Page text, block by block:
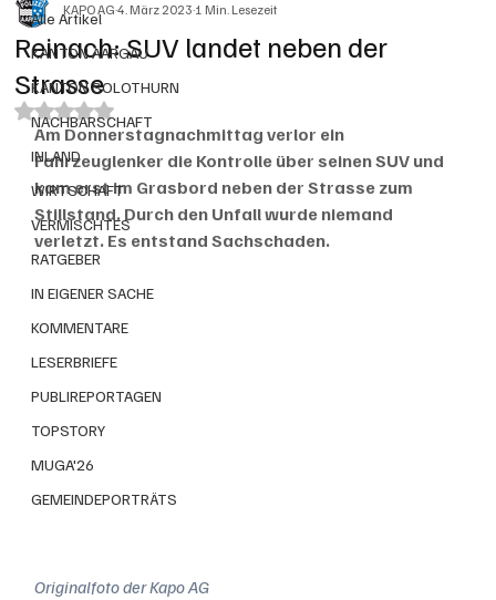
Alle Artikel
KANTON AARGAU
KANTON SOLOTHURN
NACHBARSCHAFT
INLAND
WIRTSCHAFT
VERMISCHTES
RATGEBER
IN EIGENER SACHE
KOMMENTARE
LESERBRIEFE
PUBLIREPORTAGEN
TOPSTORY
MUGA'26
GEMEINDEPORTRÄTS
Reinach: SUV landet neben der
Strasse
KAPO AG4. März 20231 Min. Lesezeit
Mit NaN von 5 Sternen bewertet.
Am Donnerstagnachmittag verlor ein
Fahrzeuglenker die Kontrolle über seinen SUV und
kam erst im Grasbord neben der Strasse zum
Stillstand. Durch den Unfall wurde niemand
verletzt. Es entstand Sachschaden.
Originalfoto der Kapo AG